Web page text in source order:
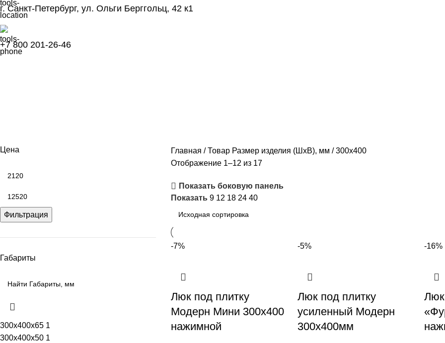
г. Санкт-Петербург, ул. Ольги Берггольц, 42 к1
+7 800 201-26-46
Цена
Фильтрация
Габариты
300х400х65 1
300x400x50 1
Главная Товар Размер изделия (ШхВ), мм
300х400
Отображение 1–12 из 17
Показать боковую панель
Показать 9 12 18 24 40
-7%
Люк под плитку
Модерн Мини 300х400
нажимной
-5%
Люк под плитку
усиленный Модерн
300х400мм
-16%